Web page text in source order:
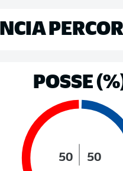
POSSE
50 50